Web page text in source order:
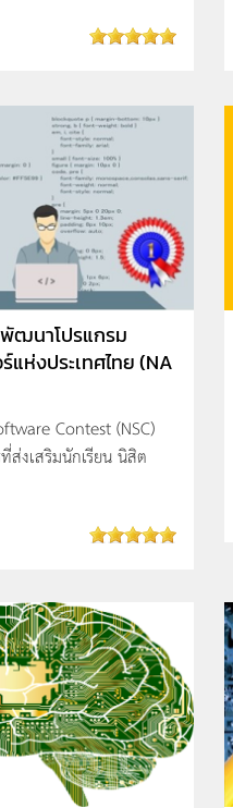
ฒนาโปรแกรม
แห่งประเทศไทย (NA
Contest (NSC)
ส่งเสริมนักเรียน นิสิต